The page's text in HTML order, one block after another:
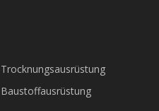
Trocknungsausrüstung
Baustoffausrüstung